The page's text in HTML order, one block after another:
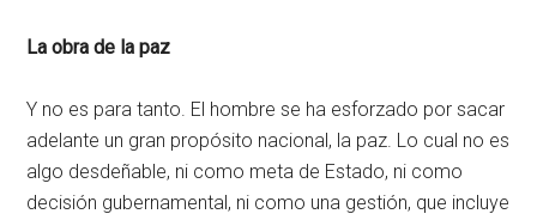
La obra de la paz
Y no es para tanto. El hombre se ha esforzado por sacar
adelante un gran propósito nacional, la paz. Lo cual no es
algo desdeñable, ni como meta de Estado, ni como
decisión gubernamental, ni como una gestión, que incluye